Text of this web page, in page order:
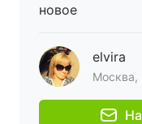
новое
elvira
Москва,